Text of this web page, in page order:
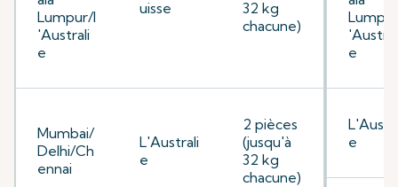
Lumpur/l
'Australi
e
uisse
32 kg
chacune)
Mumbai/
Delhi/Ch
ennai
L'Australi
e
2 pièces
(jusqu'à
32 kg
chacune)
e
e